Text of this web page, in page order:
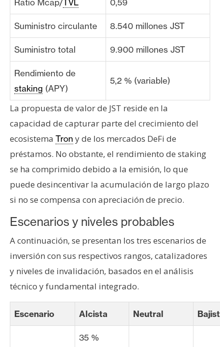
Ratio Mcap/TVL 0,59
Suministro circulante 8.540 millones JST
Suministro total 9.900 millones JST
Rendimiento de
staking (APY)
5,2 % (variable)
La propuesta de valor de JST reside en la
capacidad de capturar parte del crecimiento del
ecosistema Tron y de los mercados DeFi de
préstamos. No obstante, el rendimiento de staking
se ha comprimido debido a la emisión, lo que
puede desincentivar la acumulación de largo plazo
si no se compensa con apreciación de precio.
Escenarios y niveles probables
A continuación, se presentan los tres escenarios de
inversión con sus respectivos rangos, catalizadores
y niveles de invalidación, basados en el análisis
técnico y fundamental integrado.
Escenario Alcista Neutral
35 %